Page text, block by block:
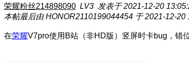
荣耀粉丝214898090 LV3 发表于 2021-12-20
本帖最后由 HONOR2110199044454 于 2021-12-20
在荣耀V7pro使用B站（非HD版）竖屏时卡bug，错